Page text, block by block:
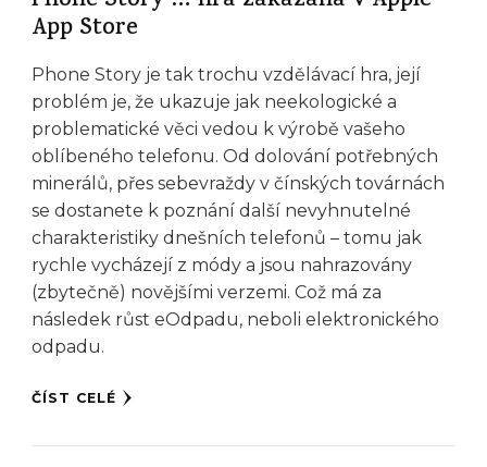
App Store
Phone Story je tak trochu vzdělávací hra, její
problém je, že ukazuje jak neekologické a
problematické věci vedou k výrobě vašeho
oblíbeného telefonu. Od dolování potřebných
minerálů, přes sebevraždy v čínských továrnách
se dostanete k poznání další nevyhnutelné
charakteristiky dnešních telefonů – tomu jak
rychle vycházejí z módy a jsou nahrazovány
(zbytečně) novějšími verzemi. Což má za
následek růst eOdpadu, neboli elektronického
odpadu.
ČÍST CELÉ